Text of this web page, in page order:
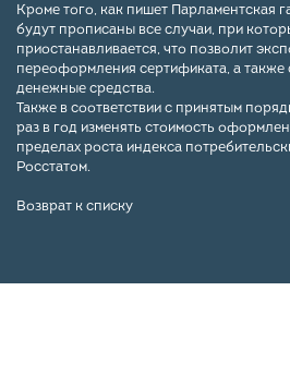
Кроме того, как пишет Парламентская
будут прописаны все случаи, при
приостанавливается, что позволит
переоформления сертификата, а также
денежные средства.
Также в соответствии с принятым
раз в год изменять стоимость
пределах роста индекса
Росстатом.
Возврат к списку